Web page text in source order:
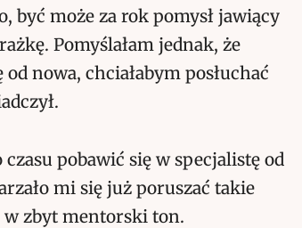
być może za rok pomysł jawiący
Pomyślałam jednak, że
nowa, chciałabym posłuchać
pobawić się w specjalistę od
mi się już poruszać takie
w zbyt mentorski ton.